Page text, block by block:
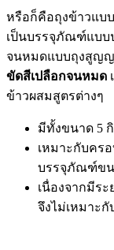
หรือก็คือถุงข้าวแบ
เป็นบรรจุภัณฑ์แบบ
จนหมดแบบถุงสูญ
ขัดสีเปลือกจนหมด
ข้าวผสมสูตรต่างๆ
มีทั้งขนาด 5
เหมาะกับคร
บรรจุภัณฑ์ข
เนื่องจากมีร
จึงไม่เหมาะกั